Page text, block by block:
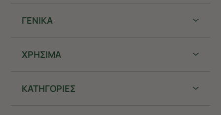
ΓΕΝΙΚΑ
ΧΡHΣΙΜΑ
ΚΑΤΗΓΟΡΙΕΣ